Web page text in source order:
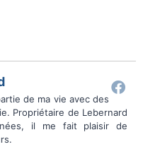
de ma vie avec des
Propriétaire de Lebernard
il me fait plaisir de